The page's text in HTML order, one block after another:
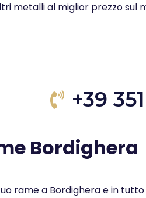
metalli al miglior prezzo sul
+39
Bordighera
rame a Bordighera e in